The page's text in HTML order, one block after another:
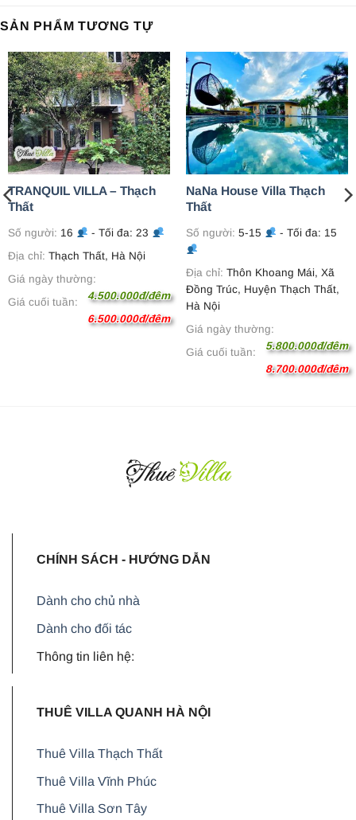
SẢN PHẨM TƯƠNG TỰ
TRANQUIL VILLA – Thạch
Thất
Số người: 16
- Tối đa: 23
Địa chỉ: Thạch Thất, Hà Nội
Giá ngày thường:
4.500.000đ/đêm
Giá cuối tuần:
6.500.000đ/đêm
NaNa House Villa Thạch
Thất
Số người: 5-15 - Tối đa: 15
Địa chỉ: Thôn Khoang Mái, Xã
Đồng Trúc, Huyện Thạch Thất,
Hà Nội
Giá ngày thường:
5.800.000đ/đêm
Giá cuối tuần:
8.700.000đ/đêm
CHÍNH SÁCH - HƯỚNG DẪN
Dành cho chủ nhà
Dành cho đối tác
Thông tin liên hệ:
THUÊ VILLA QUANH HÀ NỘI
Thuê Villa Thạch Thất
Thuê Villa Vĩnh Phúc
Thuê Villa Sơn Tây